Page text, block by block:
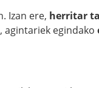
Izan ere, herritar
agintariek egindako